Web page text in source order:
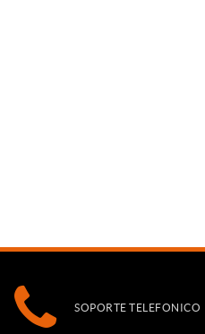
SOPORTE TELEFONICO